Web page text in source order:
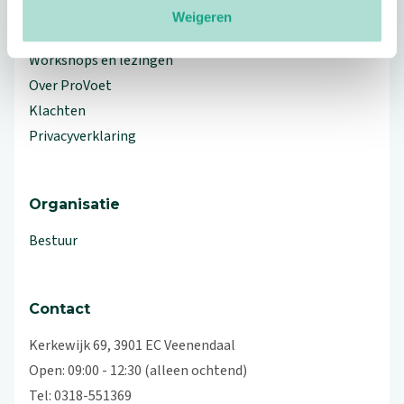
Weigeren
Workshops en lezingen
Over ProVoet
Klachten
Privacyverklaring
Organisatie
Bestuur
Contact
Kerkewijk 69, 3901 EC Veenendaal
Open: 09:00 - 12:30 (alleen ochtend)
Tel: 0318-551369